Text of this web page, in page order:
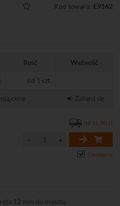
Kod towaru: E9162
Ilość Ważność
od 1 szt.
cenę Zaloguj się
od 11,00 zł
Dostępny
12 mm do masztu